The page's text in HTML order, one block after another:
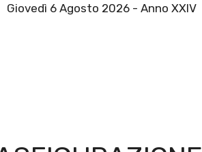
Giovedì 6 Agosto 2026 - Anno XXIV